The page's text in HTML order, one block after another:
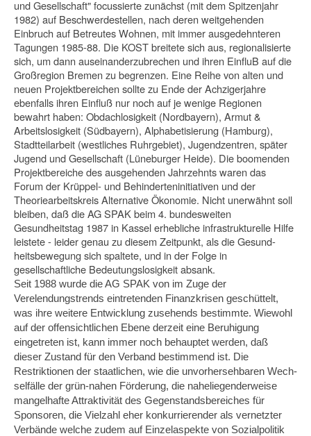
und Gesellschaft" focus­sierte zunächst (mit dem Spitzenjahr
1982) auf Beschwerdestellen, nach deren weitgehenden
Einbruch auf Betreutes Wohnen, mit immer ausgedehnteren
Tagun­gen 1985-88. Die KOST breitete sich aus, regionalisierte
sich, um dann ausein­anderzubrechen und ihren EinfluB auf die
Großregion Bremen zu begrenzen. Eine Reihe von alten und
neuen Projektbereichen sollte zu Ende der Achzigerjahre
ebenfalls ihren Einfluß nur noch auf je wenige Regionen
bewahrt haben: Obdachlo­sigkeit (Nordbayern), Armut &
Arbeitslosigkeit (Südbayern), Alphabetisierung (Hamburg),
Stadtteilarbeit (westliches Ruhrgebiet), Jugendzentren, später
Jugend und Gesellschaft (Lüneburger Heide). Die boomenden
Projektbereiche des ausge­henden Jahrzehnts waren das
Forum der Krüppel- und Behinderteninitiativen und der
Theoriearbeitskreis Alternative Ökonomie. Nicht unerwähnt soll
bleiben, daß die AG SPAK beim 4. bundesweiten
Gesundheitstag 1987 in Kassel erhebliche infrastrukturelle Hilfe
leistete - leider genau zu diesem Zeitpunkt, als die Gesund­
heitsbewegung sich spaltete, und in der Folge in
gesellschaftliche Bedeutungslosig­keit absank.
Seit 1988 wurde die AG SPAK von im Zuge der
Verelendungstrends eintretenden Finanzkrisen geschüttelt,
was ihre weitere Entwicklung zusehends bestimmte. Wiewohl
auf der offensichtlichen Ebene derzeit eine Beruhigung
eingetreten ist, kann immer noch behauptet werden, daß
dieser Zustand für den Verband be­stimmend ist. Die
Restriktionen der staatlichen, wie die unvorhersehbaren Wech­
selfälle der grün-nahen Förderung, die naheliegenderweise
mangelhafte Attraktivi­tät des Gegenstandsbereiches für
Sponsoren, die Vielzahl eher konkurrierender als vernetzter
Verbände welche zudem auf Einzelaspekte von Sozialpolitik